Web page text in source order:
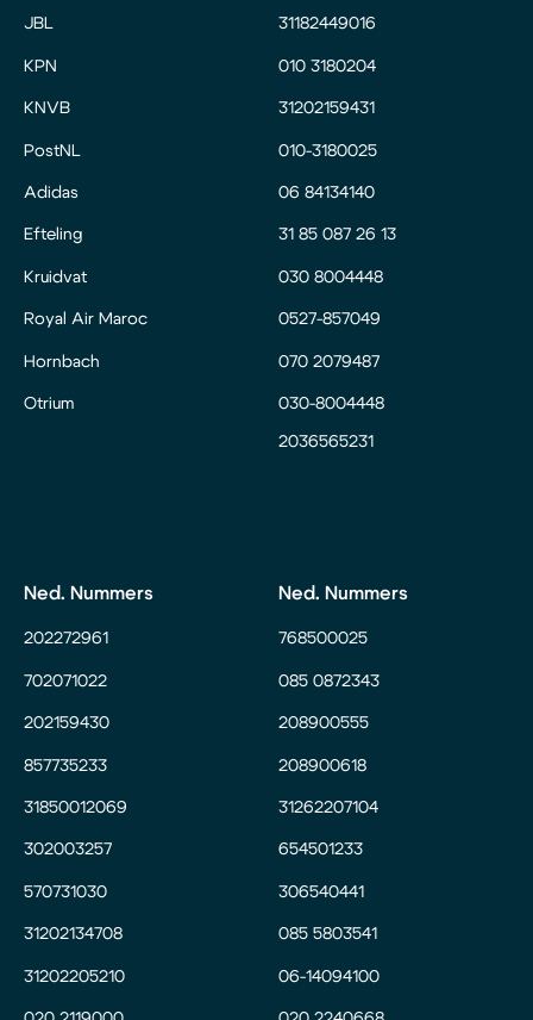
JBL
KPN
KNVB
PostNL
Adidas
Efteling
Kruidvat
Royal Air Maroc
Hornbach
Otrium
31182449016
010 3180204
31202159431
010-3180025
06 84134140
31 85 087 26 13
030 8004448
0527-857049
070 2079487
030-8004448
2036565231
Ned. Nummers
202272961
702071022
202159430
857735233
31850012069
302003257
570731030
31202134708
31202205210
Ned. Nummers
768500025
085 0872343
208900555
208900618
31262207104
654501233
306540441
085 5803541
06-14094100